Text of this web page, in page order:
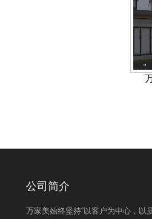
公司简介
万家美始终坚持“以客户为中心，以